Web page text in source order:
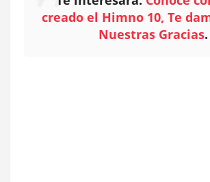
creado el Himno 10, Te
Nuestras Gracias.